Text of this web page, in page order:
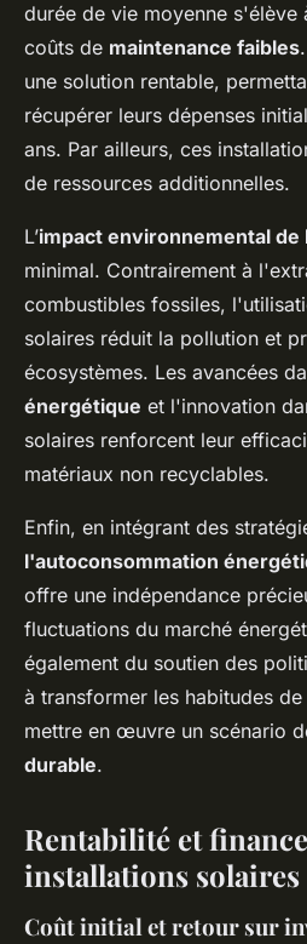
durée de vie moyenne s'élève
coûts de maintenance faibles
une solution rentable,
récupérer leurs dépenses
ans. Par ailleurs, ces
de ressources additionnelles.
L’impact environnemental
minimal. Contrairement à
combustibles fossiles,
solaires réduit la pollution et
écosystèmes. Les avancées
énergétique et l'innovation
solaires renforcent leur
matériaux non recyclables.
Enfin, en intégrant des
l'autoconsommation
offre une indépendance
fluctuations du marché
également du soutien des
à transformer les habitudes
mettre en œuvre un scénario
durable.
Rentabilité et
installations solaires
Coût initial et retour sur